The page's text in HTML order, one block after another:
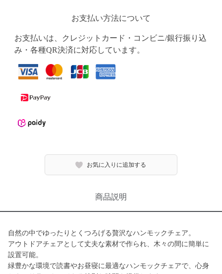
お支払い方法について
お支払いは、クレジットカード・コンビニ/銀行振り込
み・各種QR決済に対応しています。
お気に入りに追加する
商品説明
自然の中でゆったりとくつろげる贅沢なハンモックチェア。
アウトドアチェアとして丈夫な素材で作られ、木々の間に簡単に
設置可能。
緑豊かな環境で読書やお昼寝に最適なハンモックチェアで、心身